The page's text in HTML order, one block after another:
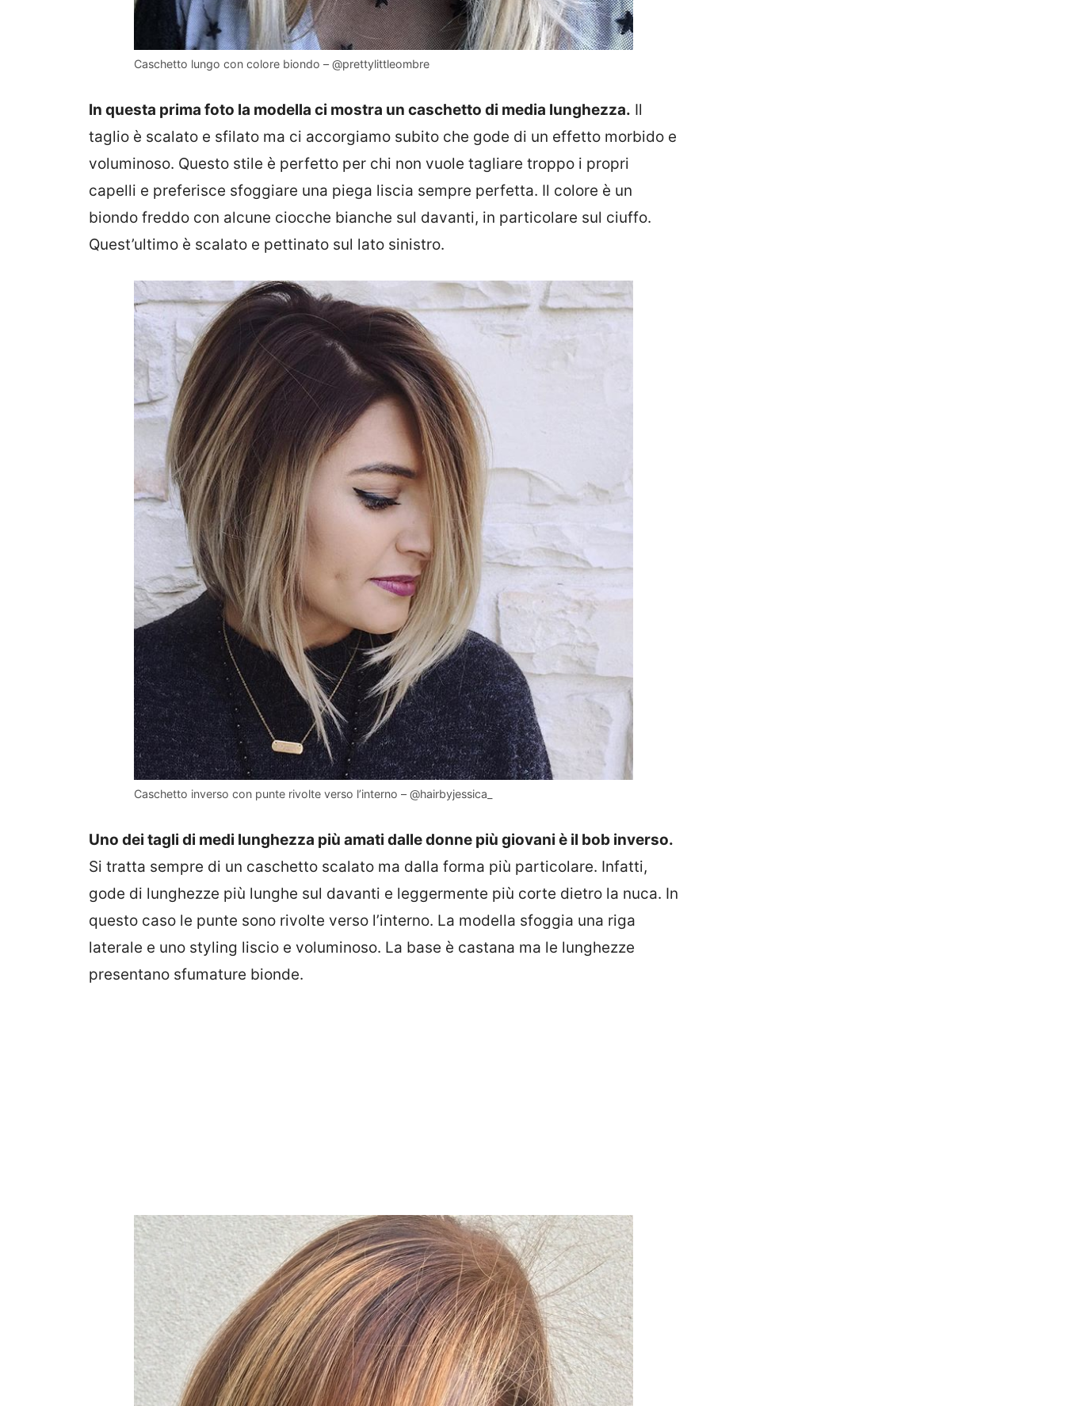
Caschetto lungo con colore biondo – @prettylittleombre
In questa prima foto la modella ci mostra un caschetto di media lunghezza. Il
taglio è scalato e sfilato ma ci accorgiamo subito che gode di un effetto morbido e
voluminoso. Questo stile è perfetto per chi non vuole tagliare troppo i propri
capelli e preferisce sfoggiare una piega liscia sempre perfetta. Il colore è un
biondo freddo con alcune ciocche bianche sul davanti, in particolare sul ciuffo.
Quest’ultimo è scalato e pettinato sul lato sinistro.
Caschetto inverso con punte rivolte verso l’interno – @hairbyjessica_
Uno dei tagli di medi lunghezza più amati dalle donne più giovani è il bob inverso.
Si tratta sempre di un caschetto scalato ma dalla forma più particolare. Infatti,
gode di lunghezze più lunghe sul davanti e leggermente più corte dietro la nuca. In
questo caso le punte sono rivolte verso l’interno. La modella sfoggia una riga
laterale e uno styling liscio e voluminoso. La base è castana ma le lunghezze
presentano sfumature bionde.